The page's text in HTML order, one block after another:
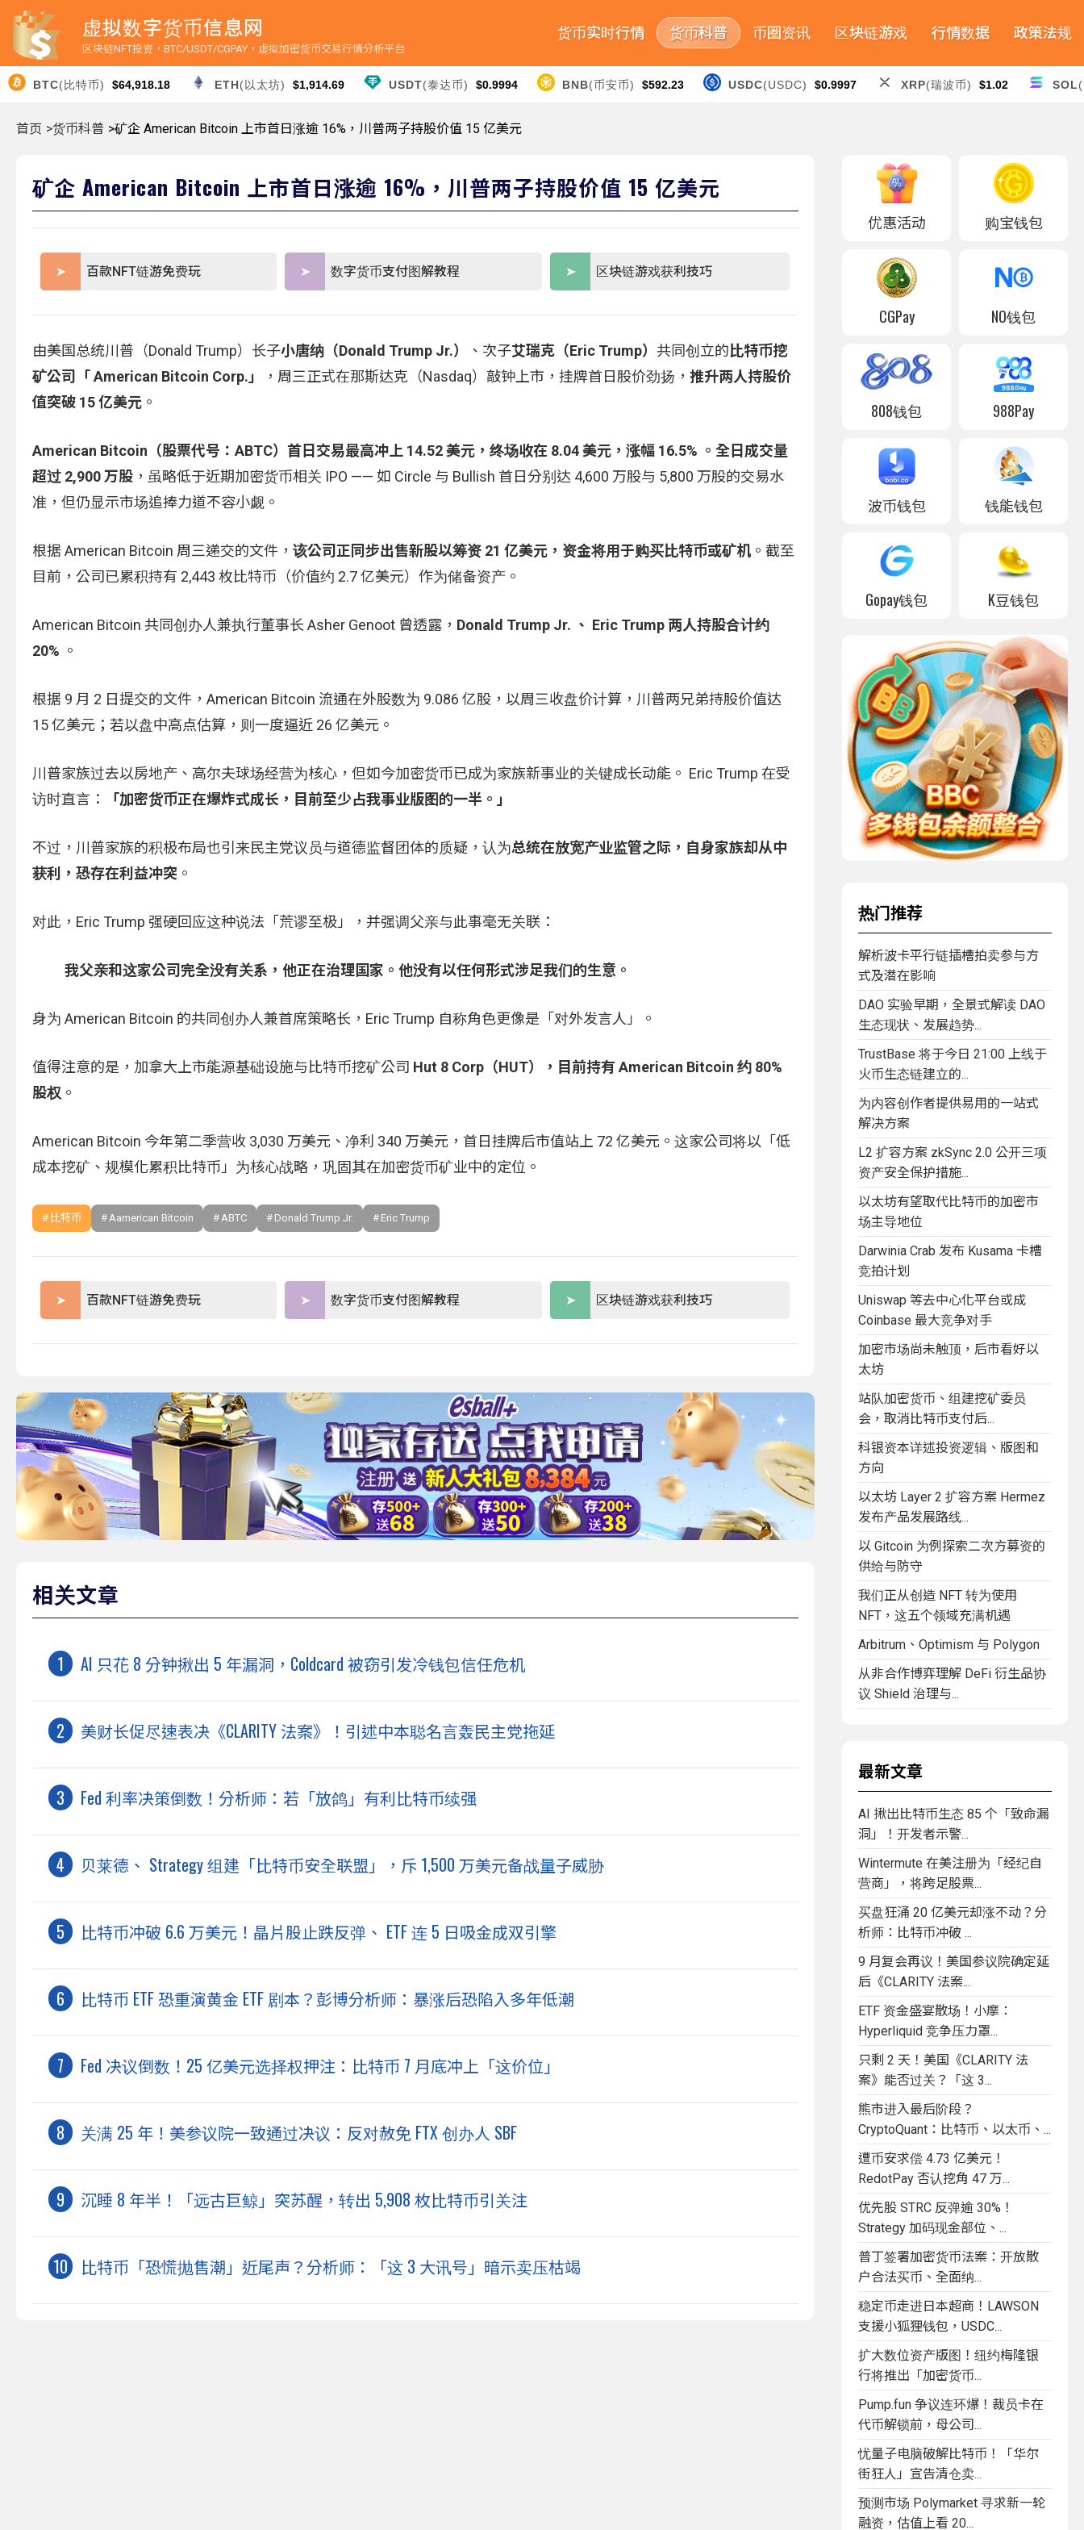
虚拟数字货币信息网
区块链NFT投资，BTC/USDT/CGPAY，虚拟加密货币交易行情分析平台
货币实时行情 货币科普 币圈资讯 区块链游戏 行情数据 政策法规
BTC(比特币) $64,918.18 ETH(以太坊) $1,914.69 USDT(泰达币) $0.9994 BNB(币安币) $592.23 USDC(USDC) $0.9997 XRP(瑞波币) $1.02 SOL
首页 >货币科普 >矿企 American Bitcoin 上市首日涨逾 16%，川普两子持股价值 15 亿美元
矿企 American Bitcoin 上市首日涨逾 16%，川普两子持股价值 15 亿美元
百款NFT链游免费玩 数字货币支付图解教程 区块链游戏获利技巧
由美国总统川普（Donald Trump）长子小唐纳（Donald Trump Jr.） 、次子艾瑞克（Eric Trump）共同创立的 比特币挖
矿公司「 American Bitcoin Corp.」
，周三正式在那斯达克（Nasdaq）敲钟上市，挂牌首日股价劲扬，推升两人持股价
值突破 15 亿美元 。
American Bitcoin（股票代号：ABTC）首日交易最高冲上 14.52 美元，终场收在 8.04 美元，涨幅 16.5% 。全日成交量
超过 2,900 万股 ，虽略低于近期加密货币相关 IPO —— 如 Circle 与 Bullish 首日分别达 4,600 万股与 5,800 万股的交易水
准，但仍显示市场追捧力道不容小觑。
根据 American Bitcoin 周三递交的文件，该公司正同步出售新股以筹资 21 亿美元，资金将用于购买比特币或矿机 。截至
目前，公司已累积持有 2,443 枚比特币（价值约 2.7 亿美元）作为储备资产。
American Bitcoin 共同创办人兼执行董事长 Asher Genoot 曾透露， Donald Trump Jr. 、 Eric Trump 两人持股合计约
20% 。
根据 9 月 2 日提交的文件，American Bitcoin 流通在外股数为 9.086 亿股，以周三收盘价计算，川普两兄弟持股价值达
15 亿美元；若以盘中高点估算，则一度逼近 26 亿美元。
川普家族过去以房地产、高尔夫球场经营为核心，但如今加密货币已成为家族新事业的关键成长动能。 Eric Trump 在受
访时直言：
「加密货币正在爆炸式成长，目前至少占我事业版图的一半。」
不过，川普家族的积极布局也引来民主党议员与道德监督团体的质疑，认为总统在放宽产业监管之际，自身家族却从中
获利，恐存在利益冲突 。
对此，Eric Trump 强硬回应这种说法「荒谬至极」，并强调父亲与此事毫无关联：
我父亲和这家公司完全没有关系，他正在治理国家。他没有以任何形式涉足我们的生意。
身为 American Bitcoin 的共同创办人兼首席策略长，Eric Trump 自称角色更像是「对外发言人」。
值得注意的是，加拿大上市能源基础设施与比特币挖矿公司 Hut 8 Corp（HUT），目前持有 American Bitcoin 约 80%
股权 。
American Bitcoin 今年第二季营收 3,030 万美元、净利 340 万美元，首日挂牌后市值站上 72 亿美元。这家公司将以「低
成本挖矿、规模化累积比特币」为核心战略，巩固其在加密货币矿业中的定位。
比特币 Aamerican Bitcoin ABTC Donald Trump Jr. Eric Trump
百款NFT链游免费玩 数字货币支付图解教程 区块链游戏获利技巧
相关文章
AI 只花 8 分钟揪出 5 年漏洞，Coldcard 被窃引发冷钱包信任危机
美财长促尽速表决《CLARITY 法案》！引述中本聪名言轰民主党拖延
Fed 利率决策倒数！分析师：若「放鸽」有利比特币续强
贝莱德、 Strategy 组建「比特币安全联盟」，斥 1,500 万美元备战量子威胁
比特币冲破 6.6 万美元！晶片股止跌反弹、 ETF 连 5 日吸金成双引擎
比特币 ETF 恐重演黄金 ETF 剧本？彭博分析师：暴涨后恐陷入多年低潮
Fed 决议倒数！25 亿美元选择权押注：比特币 7 月底冲上「这价位」
关满 25 年！美参议院一致通过决议：反对赦免 FTX 创办人 SBF
沉睡 8 年半！「远古巨鲸」突苏醒，转出 5,908 枚比特币引关注
比特币「恐慌抛售潮」近尾声？分析师：「这 3 大讯号」暗示卖压枯竭
优惠活动 购宝钱包
CGPay NO钱包
808钱包 988Pay
波币钱包 钱能钱包
Gopay钱包 K豆钱包
热门推荐
解析波卡平行链插槽拍卖参与方
式及潜在影响
DAO 实验早期，全景式解读 DAO
生态现状、发展趋势...
TrustBase 将于今日 21:00 上线于
火币生态链建立的...
为内容创作者提供易用的一站式
解决方案
L2 扩容方案 zkSync 2.0 公开三项
资产安全保护措施...
以太坊有望取代比特币的加密市
场主导地位
Darwinia Crab 发布 Kusama 卡槽
竞拍计划
Uniswap 等去中心化平台或成
Coinbase 最大竞争对手
加密市场尚未触顶，后市看好以
太坊
站队加密货币、组建挖矿委员
会，取消比特币支付后...
科银资本详述投资逻辑、版图和
方向
以太坊 Layer 2 扩容方案 Hermez
发布产品发展路线...
以 Gitcoin 为例探索二次方募资的
供给与防守
我们正从创造 NFT 转为使用
NFT，这五个领域充满机遇
Arbitrum、Optimism 与 Polygon
从非合作博弈理解 DeFi 衍生品协
议 Shield 治理与...
最新文章
AI 揪出比特币生态 85 个「致命漏
洞」！开发者示警...
Wintermute 在美注册为「经纪自
营商」，将跨足股票...
买盘狂涌 20 亿美元却涨不动？分
析师：比特币冲破 ...
9 月复会再议！美国参议院确定延
后《CLARITY 法案...
ETF 资金盛宴散场！小摩：
Hyperliquid 竞争压力罩...
只剩 2 天！美国《CLARITY 法
案》能否过关？「这 3...
熊市进入最后阶段？
CryptoQuant：比特币、以太币、...
遭币安求偿 4.73 亿美元！
RedotPay 否认挖角 47 万...
优先股 STRC 反弹逾 30%！
Strategy 加码现金部位、...
普丁签署加密货币法案：开放散
户合法买币、全面纳...
稳定币走进日本超商！LAWSON
支援小狐狸钱包，USDC...
扩大数位资产版图！纽约梅隆银
行将推出「加密货币...
Pump.fun 争议连环爆！裁员卡在
代币解锁前，母公司...
忧量子电脑破解比特币！「华尔
街狂人」宣告清仓卖...
预测市场 Polymarket 寻求新一轮
融资，估值上看 20...